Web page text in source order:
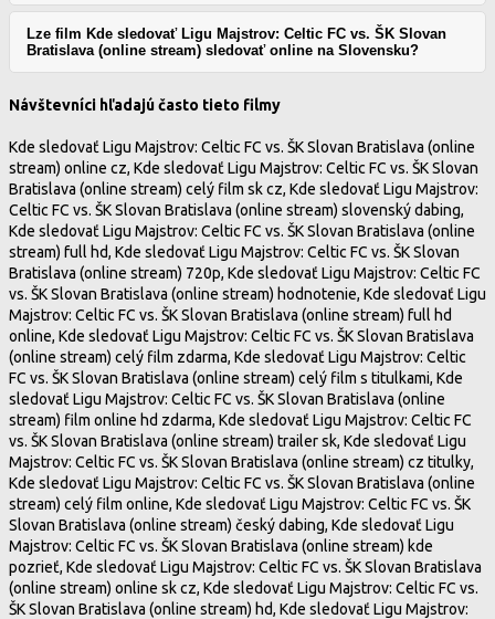
Lze film Kde sledovať Ligu Majstrov: Celtic FC vs. ŠK Slovan
Bratislava (online stream) sledovať online na Slovensku?
Návštevníci hľadajú často tieto filmy
Kde sledovať Ligu Majstrov: Celtic FC vs. ŠK Slovan Bratislava (online
stream) online cz, Kde sledovať Ligu Majstrov: Celtic FC vs. ŠK Slovan
Bratislava (online stream) celý film sk cz, Kde sledovať Ligu Majstrov:
Celtic FC vs. ŠK Slovan Bratislava (online stream) slovenský dabing,
Kde sledovať Ligu Majstrov: Celtic FC vs. ŠK Slovan Bratislava (online
stream) full hd, Kde sledovať Ligu Majstrov: Celtic FC vs. ŠK Slovan
Bratislava (online stream) 720p, Kde sledovať Ligu Majstrov: Celtic FC
vs. ŠK Slovan Bratislava (online stream) hodnotenie, Kde sledovať Ligu
Majstrov: Celtic FC vs. ŠK Slovan Bratislava (online stream) full hd
online, Kde sledovať Ligu Majstrov: Celtic FC vs. ŠK Slovan Bratislava
(online stream) celý film zdarma, Kde sledovať Ligu Majstrov: Celtic
FC vs. ŠK Slovan Bratislava (online stream) celý film s titulkami, Kde
sledovať Ligu Majstrov: Celtic FC vs. ŠK Slovan Bratislava (online
stream) film online hd zdarma, Kde sledovať Ligu Majstrov: Celtic FC
vs. ŠK Slovan Bratislava (online stream) trailer sk, Kde sledovať Ligu
Majstrov: Celtic FC vs. ŠK Slovan Bratislava (online stream) cz titulky,
Kde sledovať Ligu Majstrov: Celtic FC vs. ŠK Slovan Bratislava (online
stream) celý film online, Kde sledovať Ligu Majstrov: Celtic FC vs. ŠK
Slovan Bratislava (online stream) český dabing, Kde sledovať Ligu
Majstrov: Celtic FC vs. ŠK Slovan Bratislava (online stream) kde
pozrieť, Kde sledovať Ligu Majstrov: Celtic FC vs. ŠK Slovan Bratislava
(online stream) online sk cz, Kde sledovať Ligu Majstrov: Celtic FC vs.
ŠK Slovan Bratislava (online stream) hd, Kde sledovať Ligu Majstrov: